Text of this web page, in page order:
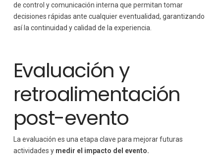
de control y comunicación interna que permitan tomar
decisiones rápidas ante cualquier eventualidad, garantizando
así la continuidad y calidad de la experiencia.
Evaluación y
retroalimentación
post-evento
La evaluación es una etapa clave para mejorar futuras
actividades y medir el impacto del evento.